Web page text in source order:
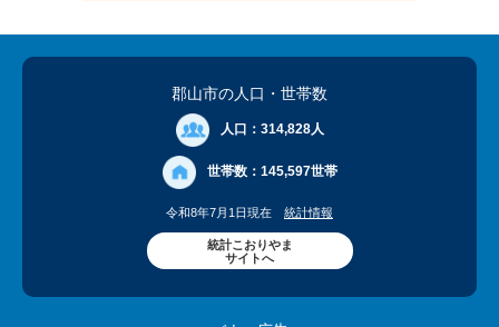
郡山市の人口 ・世帯数
人口： 314,828人
世帯数： 145,597世帯
令和8年7月1日現在 統計情報
統計こおりやま
サイトへ